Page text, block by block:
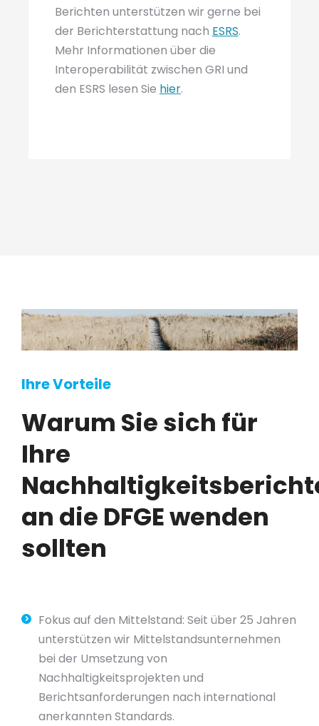
Berichten unterstützen wir gerne bei
der Berichterstattung nach ESRS.
Mehr Informationen über die
Interoperabilität zwischen GRI und
den ESRS lesen Sie hier.
Ihre Vorteile
Warum Sie sich für
Ihre
an die DFGE wenden
sollten
Fokus auf den Mittelstand: Seit über 25 Jahren
unterstützen wir Mittelstandsunternehmen
bei der Umsetzung von
Nachhaltigkeitsprojekten und
Berichtsanforderungen nach international
anerkannten Standards.